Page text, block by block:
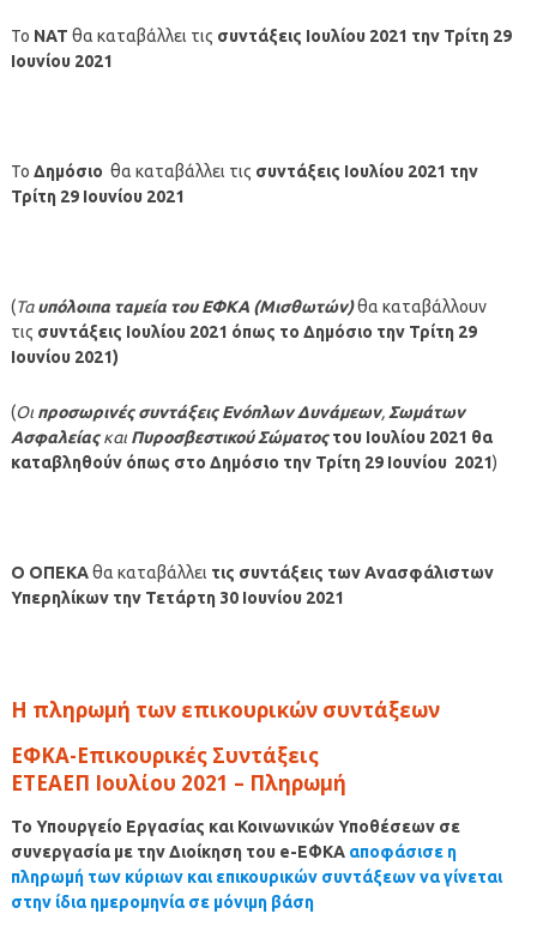
Το ΝΑΤ θα καταβάλλει τις συντάξεις Ιουλίου2021 την Τρίτη 29
Ιουνίου 2021
Το Δημόσιο θα καταβάλλει τις συντάξεις Ιουλίου2021 την
Τρίτη 29 Ιουνίου2021
(Ταυπόλοιπα ταμεία του ΕΦΚΑ (Μισθωτών)θα καταβάλλουν
τις συντάξεις Ιουλίου2021 όπως το Δημόσιο την Τρίτη 29
Ιουνίου 2021)
(Οι προσωρινές συντάξεις Ενόπλων Δυνάμεων,Σωμάτων
Ασφαλείαςκαι Πυροσβεστικού Σώματος του Ιουλίου2021 θα
καταβληθούν όπως στο Δημόσιο την Τρίτη 29 Ιουνίου 2021)
Ο ΟΠΕΚΑθα καταβάλλει τις συντάξεις των Ανασφάλιστων
Υπερηλίκων την Τετάρτη 30 Ιουνίου2021
Η πληρωμή των επικουρικών συντάξεων
ΕΦΚΑ-Επικουρικές Συντάξεις
ΕΤΕΑΕΠ Ιουλίου 2021 – Πληρωμή
Το Υπουργείο Εργασίας και Κοινωνικών Υποθέσεων σε
συνεργασία με την Διοίκηση του e-ΕΦΚΑ αποφάσισε η
πληρωμή των κύριων και επικουρικών συντάξεων να γίνεται
στην ίδια ημερομηνία σε μόνιμη βάση